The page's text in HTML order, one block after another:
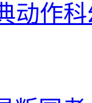
动作